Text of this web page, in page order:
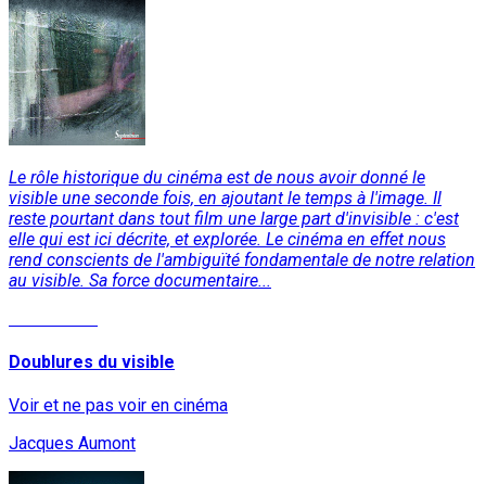
Le rôle historique du cinéma est de nous avoir donné le
visible une seconde fois, en ajoutant le temps à l'image. Il
reste pourtant dans tout film une large part d'invisible : c'est
elle qui est ici décrite, et explorée. Le cinéma en effet nous
rend conscients de l'ambiguïté fondamentale de notre relation
au visible. Sa force documentaire...
Doublures du visible
Voir et ne pas voir en cinéma
Jacques Aumont